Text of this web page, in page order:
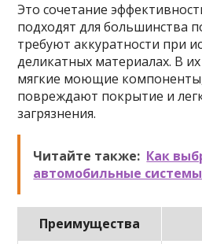
Это сочетание
подходят для большинства
требуют аккуратности при
деликатных материалах. В их
мягкие моющие
повреждают покрытие и
загрязнения.
Читайте также: Как
автомобильные системы
Преимущества